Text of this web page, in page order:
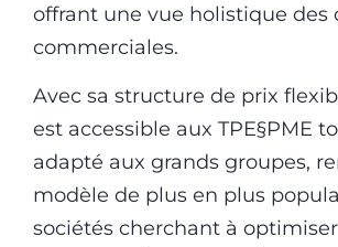
offrant une vue holistique des
commerciales.
Avec sa structure de prix
est accessible aux TPE§PME
adapté aux grands groupes,
modèle de plus en plus
sociétés cherchant à